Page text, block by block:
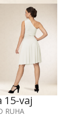
15-vaj
RUHA